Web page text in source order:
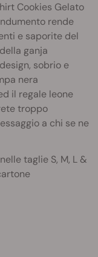
Cookies Gelato
rende
e saporite del
ganja
sobrio e
nera
il regale leone
troppo
a chi se ne
taglie S, M, L &